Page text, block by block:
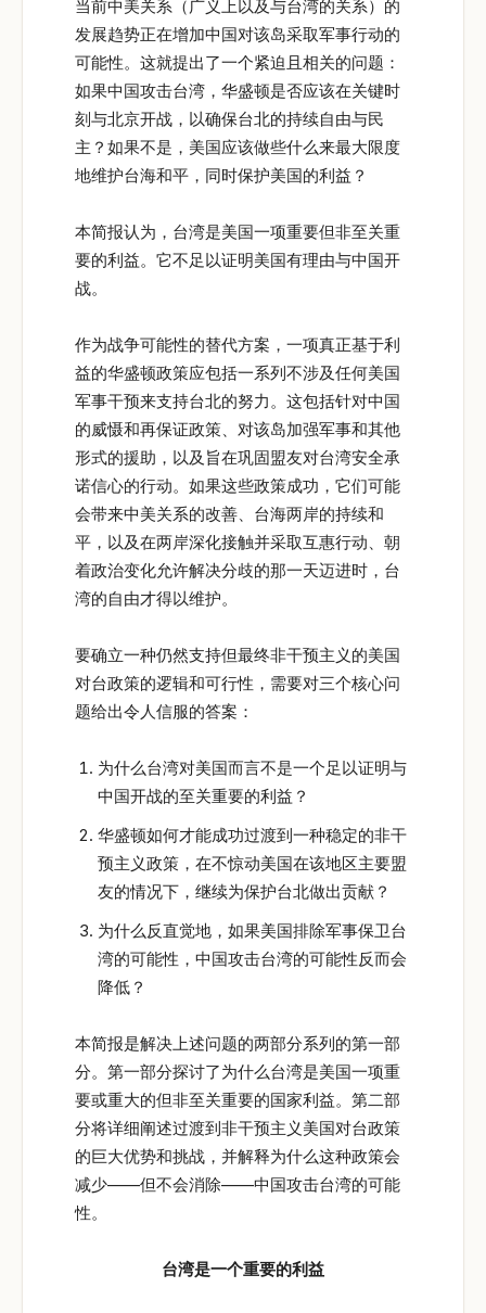
当前中美关系（广义上以及与台湾的关系）的
发展趋势正在增加中国对该岛采取军事行动的
可能性。这就提出了一个紧迫且相关的问题：
如果中国攻击台湾，华盛顿是否应该在关键时
刻与北京开战，以确保台北的持续自由与民
主？如果不是，美国应该做些什么来最大限度
地维护台海和平，同时保护美国的利益？
本简报认为，台湾是美国一项重要但非至关重
要的利益。它不足以证明美国有理由与中国开
战。
作为战争可能性的替代方案，一项真正基于利
益的华盛顿政策应包括一系列不涉及任何美国
军事干预来支持台北的努力。这包括针对中国
的威慑和再保证政策、对该岛加强军事和其他
形式的援助，以及旨在巩固盟友对台湾安全承
诺信心的行动。如果这些政策成功，它们可能
会带来中美关系的改善、台海两岸的持续和
平，以及在两岸深化接触并采取互惠行动、朝
着政治变化允许解决分歧的那一天迈进时，台
湾的自由才得以维护。
要确立一种仍然支持但最终非干预主义的美国
对台政策的逻辑和可行性，需要对三个核心问
题给出令人信服的答案：
为什么台湾对美国而言不是一个足以证明与
中国开战的至关重要的利益？
华盛顿如何才能成功过渡到一种稳定的非干
预主义政策，在不惊动美国在该地区主要盟
友的情况下，继续为保护台北做出贡献？
为什么反直觉地，如果美国排除军事保卫台
湾的可能性，中国攻击台湾的可能性反而会
降低？
本简报是解决上述问题的两部分系列的第一部
分。第一部分探讨了为什么台湾是美国一项重
要或重大的但非至关重要的国家利益。第二部
分将详细阐述过渡到非干预主义美国对台政策
的巨大优势和挑战，并解释为什么这种政策会
减少——但不会消除——中国攻击台湾的可能
性。
台湾是一个重要的利益